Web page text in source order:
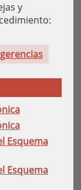
y
Esquema
Esquema